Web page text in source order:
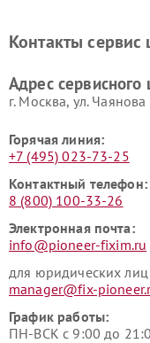
Контакты сервис
Адрес
г. Москва, ул.
Горячая линия:
+7 (495) 023-73-25
Контактный телефон:
8 (800) 100-33-26
Электронная почта:
info@pioneer-fixim.ru
для юридических лиц
manager@fix-
График работы:
ПН-ВСК с 9:00 до